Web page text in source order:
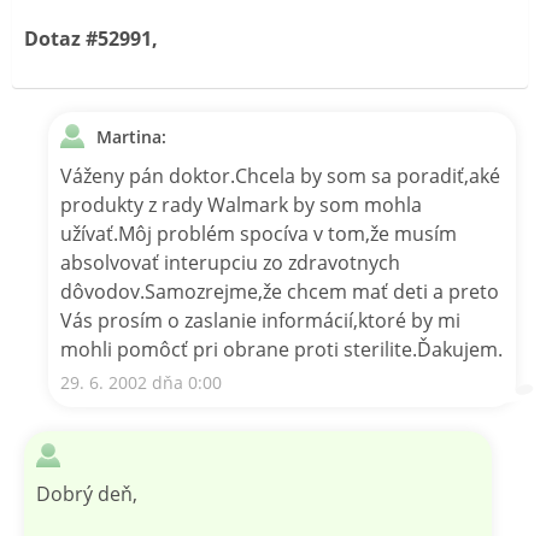
Dotaz #52991,
Martina:
Váženy pán doktor.Chcela by som sa poradiť,aké
produkty z rady Walmark by som mohla
užívať.Môj problém spocíva v tom,že musím
absolvovať interupciu zo zdravotnych
dôvodov.Samozrejme,že chcem mať deti a preto
Vás prosím o zaslanie informácií,ktoré by mi
mohli pomôcť pri obrane proti sterilite.Ďakujem.
29. 6. 2002 dňa 0:00
Dobrý deň,